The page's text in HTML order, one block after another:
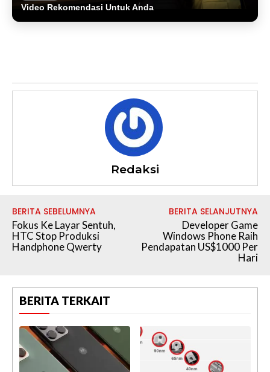
Video Rekomendasi Untuk Anda
Redaksi
BERITA SEBELUMNYA
Fokus Ke Layar Sentuh,
HTC Stop Produksi
Handphone Qwerty
BERITA SELANJUTNYA
Developer Game
Windows Phone Raih
Pendapatan US$1000 Per
Hari
BERITA TERKAIT